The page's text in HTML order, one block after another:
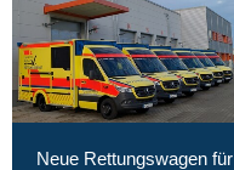
Neue Rettungswagen für